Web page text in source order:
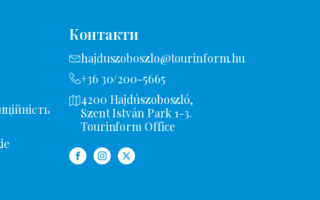
Контакти
hajduszoboszlo@tourinform.hu
+36 30/200-5665
4200 Hajdúszoboszló,
Szent István Park 1-3.
Tourinform Office